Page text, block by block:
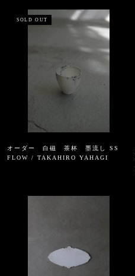
SOLD OUT
オーダー 白磁 茶杯 墨流し SS
FLOW / TAKAHIRO YAHAGI